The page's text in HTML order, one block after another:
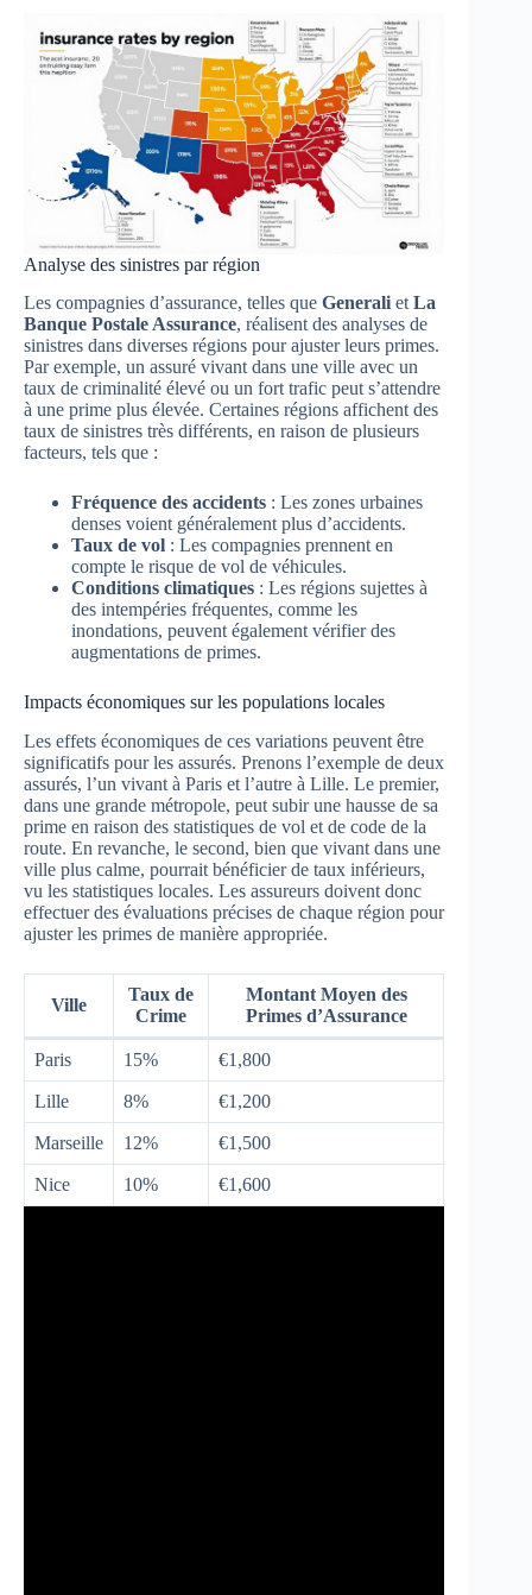
Analyse des sinistres par région
Les compagnies d’assurance, telles que Generali etLa
Banque Postale Assurance, réalisent des analyses de
sinistres dans diverses régions pour ajuster leurs primes.
Par exemple, un assuré vivant dans une ville avec un
taux de criminalité élevé ou un fort trafic peut s’attendre
à une prime plus élevée. Certaines régions affichent des
taux de sinistres très différents, en raison de plusieurs
facteurs, tels que :
Fréquence des accidents : Les zones urbaines
denses voient généralement plus d’accidents.
Taux de vol : Les compagnies prennent en
compte le risque de vol de véhicules.
Conditions climatiques : Les régions sujettes à
des intempéries fréquentes, comme les
inondations, peuvent également vérifier des
augmentations de primes.
Impacts économiques sur les populations locales
Les effets économiques de ces variations peuvent être
significatifs pour les assurés. Prenons l’exemple de deux
assurés, l’un vivant à Paris et l’autre à Lille. Le premier,
dans une grande métropole, peut subir une hausse de sa
prime en raison des statistiques de vol et de code de la
route. En revanche, le second, bien que vivant dans une
ville plus calme, pourrait bénéficier de taux inférieurs,
vu les statistiques locales. Les assureurs doivent donc
effectuer des évaluations précises de chaque région pour
ajuster les primes de manière appropriée.
Ville
Taux de
Crime
Montant Moyen des
Primes d’Assurance
Paris 15% €1,800
Lille 8% €1,200
Marseille 12% €1,500
Nice 10% €1,600